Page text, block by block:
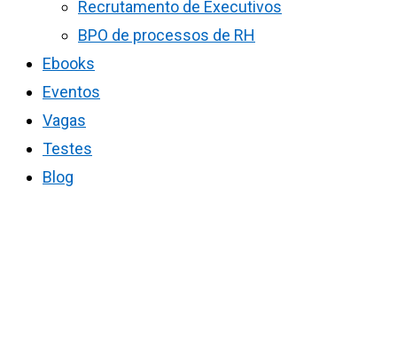
Recrutamento de Executivos
BPO de processos de RH
Ebooks
Eventos
Vagas
Testes
Blog